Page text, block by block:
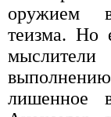
оружием
теизма. Но
выполнению
лишенное